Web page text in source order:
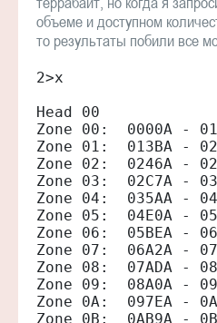
объеме и доступном
то результаты побили все
2>x
Head 00
Zone 00:  0000A -
Zone 01:  013BA -
Zone 02:  0246A -
Zone 03:  02C7A -
Zone 04:  035AA -
Zone 05:  04E0A -
Zone 06:  05BEA -
Zone 07:  06A2A -
Zone 08:  07ADA -
Zone 09:  08A0A -
Zone 0A:  097EA -
Zone 0B:  0AB9A -